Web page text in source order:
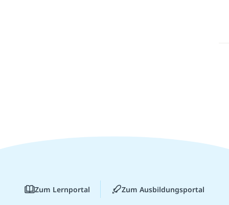
Zum Lernportal Zum Ausbildungsportal